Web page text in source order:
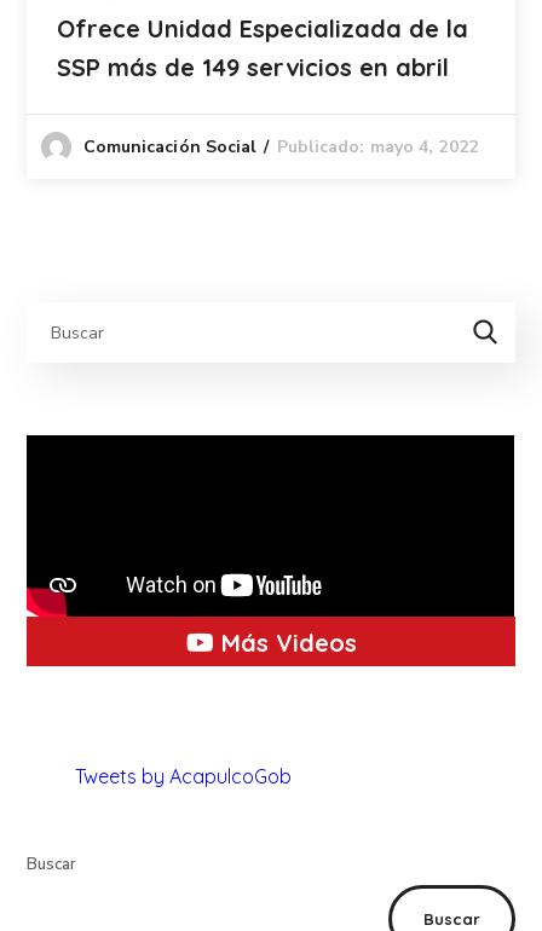
Ofrece Unidad Especializada de la
SSP más de 149 servicios en abril
Comunicación Social Publicado: mayo 4, 2022
Más Videos
Tweets by AcapulcoGob
Buscar
Buscar